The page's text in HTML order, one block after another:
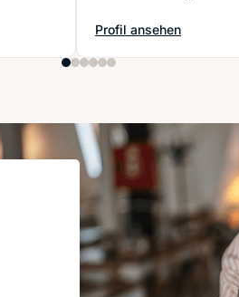
Profil ansehen
: BS Renovierungen